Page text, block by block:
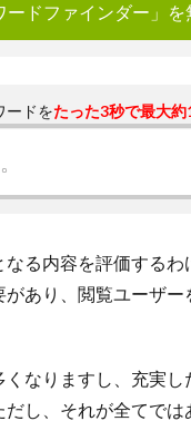
ードファインダー」を
ードをたった3秒で最大約
る内容を評価する
あり、閲覧ユーザ
なりますし、充実
し、それが全てで